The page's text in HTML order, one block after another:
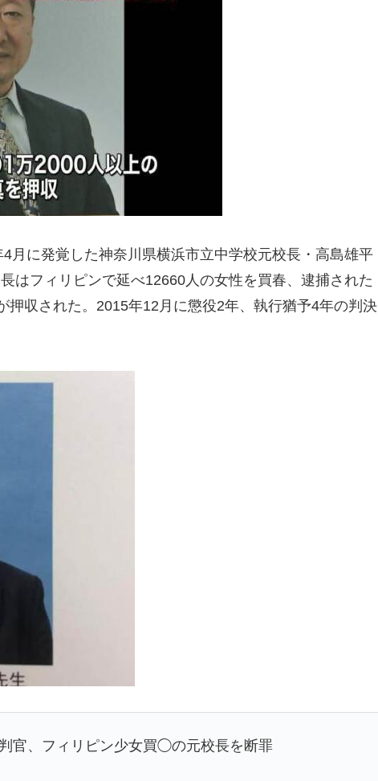
月に発覚した神奈川県横浜市立中学校元校長・高島雄平
はフィリピンで延べ12660人の女性を買春、逮捕された
押収された。2015年12月に懲役2年、執行猶予4年の判決
官、フィリピン少女買◯の元校長を断罪